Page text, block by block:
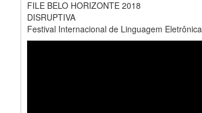
FILE BELO HORIZONTE 2018
DISRUPTIVA
Festival Internacional de Linguagem Eletrônica